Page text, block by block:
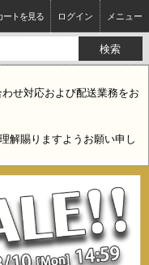
ログイン メニュー
ートを見る
せ対応および配送業務をお
解賜りますようお願い申し